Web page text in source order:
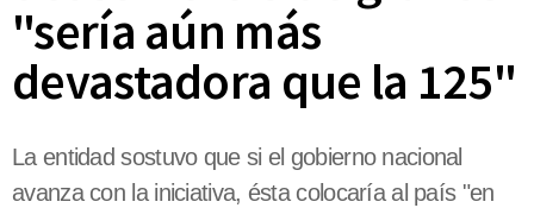
"sería aún más
devastadora que la 125"
La entidad sostuvo que si el gobierno nacional
avanza con la iniciativa, ésta colocaría al país "en